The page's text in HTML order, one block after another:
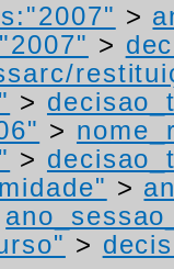
>
>
>
>
>
>
>